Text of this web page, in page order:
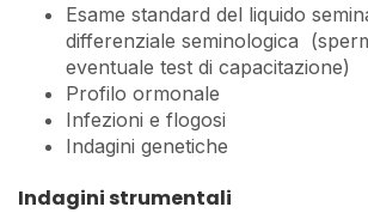
Esame standard del liquido
differenziale seminologica
eventuale test di capacitazione)
Profilo ormonale
Infezioni e flogosi
Indagini genetiche
Indagini strumentali